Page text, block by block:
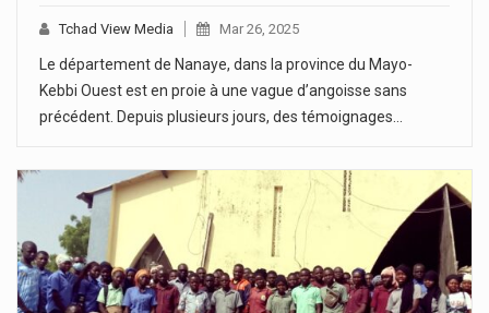
Tchad View Media Mar 26, 2025
Le département de Nanaye, dans la province du Mayo-
Kebbi Ouest est en proie à une vague d’angoisse sans
précédent. Depuis plusieurs jours, des témoignages…